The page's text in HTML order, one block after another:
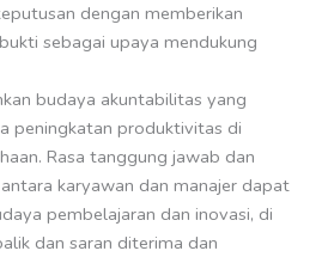
dengan memberikan
sebagai upaya mendukung
budaya akuntabilitas yang
peningkatan produktivitas di
Rasa tanggung jawab dan
karyawan dan manajer dapat
pembelajaran dan inovasi, di
dan saran diterima dan